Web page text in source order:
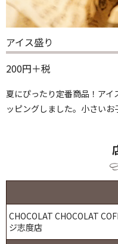
アイス盛り
200円＋税
夏にぴったり定番商品！ア
ッピングしました。小さいお
CHOCOLAT CHOCOLAT
ジ志度店